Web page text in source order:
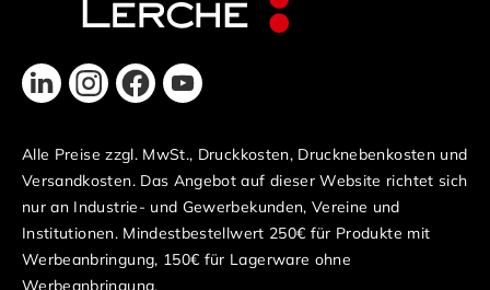
Alle Preise zzgl. MwSt., Druckkosten, Drucknebenkosten und
Versandkosten. Das Angebot auf dieser Website richtet sich
nur an Industrie- und Gewerbekunden, Vereine und
Institutionen. Mindestbestellwert 250€ für Produkte mit
Werbeanbringung, 150€ für Lagerware ohne